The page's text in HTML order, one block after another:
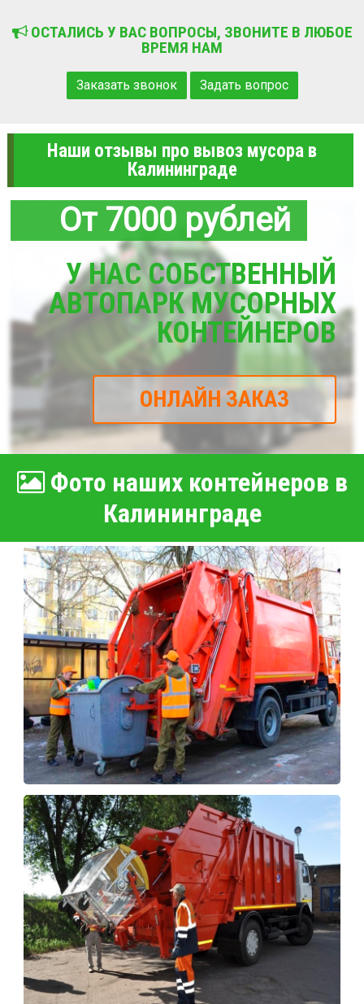
ОСТАЛИСЬ У ВАС ВОПРОСЫ, ЗВОНИТЕ В ЛЮБОЕ
ВРЕМЯ НАМ
Заказать звонок Задать вопрос
Наши отзывы про вывоз мусора в
Калининграде
От 7000 рублей
У НАС СОБСТВЕННЫЙ
АВТОПАРК МУСОРНЫХ
КОНТЕЙНЕРОВ
ОНЛАЙН ЗАКАЗ
Фото наших контейнеров в
Калининграде